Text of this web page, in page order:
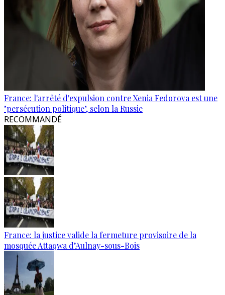
France: l'arrêté d'expulsion contre Xenia Fedorova est une
"persécution politique", selon la Russie
RECOMMANDÉ
France: la justice valide la fermeture provisoire de la
mosquée Attaqwa d’Aulnay-sous-Bois